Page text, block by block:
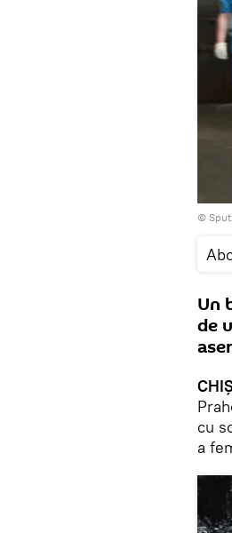
©
Un
de
cu
a